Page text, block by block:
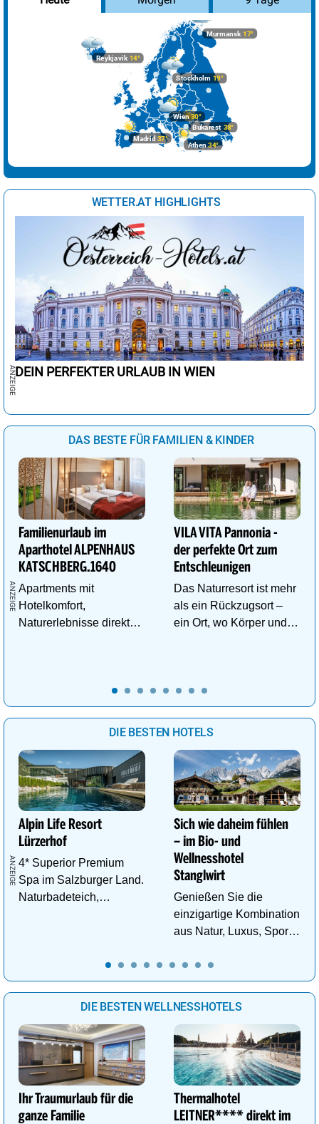
Wien30°
Bukarest38°
Reykjavik 14°
Athen34°
Madrid 37°
Murmansk 17°
Stockholm19°
WETTER.AT HIGHLIGHTS
DEIN PERFEKTER URLAUB IN WIEN
DAS BESTE FÜR FAMILIEN & KINDER
Familienurlaub im
Aparthotel ALPENHAUS
KATSCHBERG.1640
Apartments mit
Hotelkomfort,
Naturerlebnisse direkt
VILA VITA Pannonia -
der perfekte Ort zum
Entschleunigen
Das Naturresort ist mehr
als ein Rückzugsort –
ein Ort, wo Körper und
DIE BESTEN HOTELS
Alpin Life Resort
Lürzerhof
4* Superior Premium
Spa im Salzburger Land.
Naturbadeteich,
Sich wie daheim fühlen
– im Bio- und
Wellnesshotel
Stanglwirt
Genießen Sie die
einzigartige Kombination
aus Natur, Luxus, Sport,
DIE BESTEN WELLNESSHOTELS
Ihr Traumurlaub für die
ganze Familie
Thermalhotel
LEITNER**** direkt im